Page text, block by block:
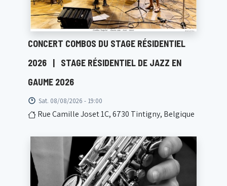
CONCERT COMBOS DU STAGE RÉSIDENTIEL
2026 | STAGE RÉSIDENTIEL DE JAZZ EN
GAUME 2026
Sat. 08/08/2026 - 19:00
Rue Camille Joset 1C, 6730 Tintigny, Belgique